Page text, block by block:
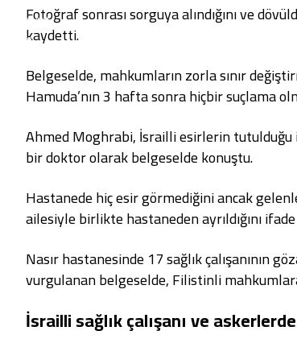
Güzelyurt
İskele
Fotoğraf sonrası sorguya alındığını ve
kaydetti.
Belgeselde, mahkumların zorla sınır
Hamuda’nın 3 hafta sonra hiçbir suçlama
Ahmed Moghrabi, İsrailli esirlerin tutulduğu
bir doktor olarak belgeselde konuştu.
Hastanede hiç esir görmediğini ancak
ailesiyle birlikte hastaneden ayrıldığını
Nasır hastanesinde 17 sağlık çalışanının
vurgulanan belgeselde, Filistinli
İsrailli sağlık çalışanı ve